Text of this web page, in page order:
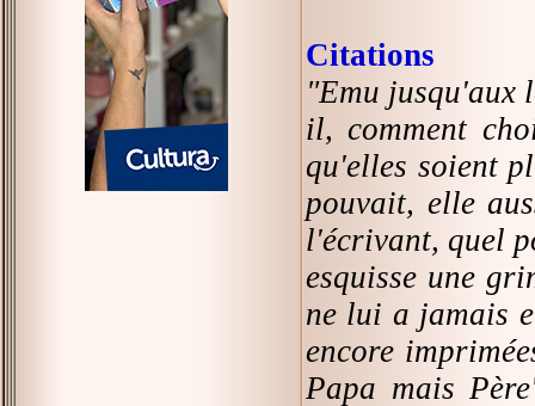
Citations
"Emu jusqu'aux
il, comment
qu'elles soient
pouvait, elle
l'écrivant, quel
esquisse une
ne lui a jamais
encore
Papa mais